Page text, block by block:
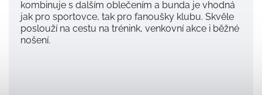
kombinuje s dalším oblečením a bunda je vhodná
jak pro sportovce, tak pro fanoušky klubu. Skvěle
poslouží na cestu na trénink, venkovní akce i běžné
nošení.